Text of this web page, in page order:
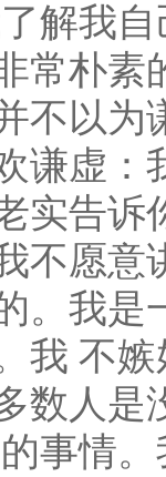
解我
常朴
不以为
谦虚：
实告诉
不愿
。我
我 不
人是
事情